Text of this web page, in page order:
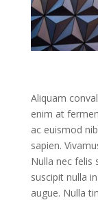
Aliquam
enim at
ac euismod
sapien.
Nulla nec felis
suscipit nulla
augue. Nulla